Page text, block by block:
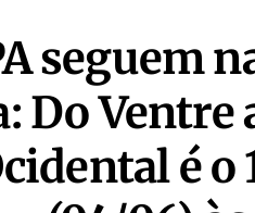
seguem
Do Ventre
é